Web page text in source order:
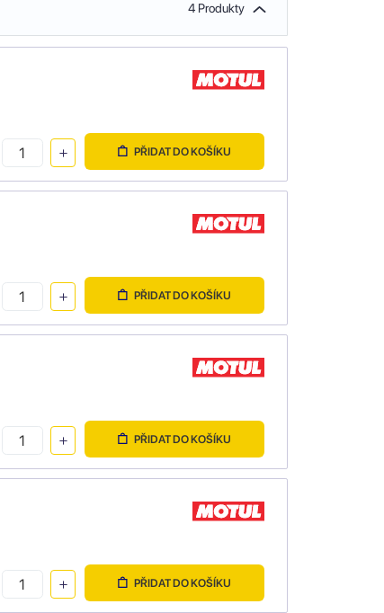
4 Produkty
PŘIDAT DO KOŠÍKU
PŘIDAT DO KOŠÍKU
PŘIDAT DO KOŠÍKU
PŘIDAT DO KOŠÍKU